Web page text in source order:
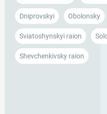
Dniprovskyi Obolonsky
Sviatoshynskyi raion
Shevchenkivsky raion